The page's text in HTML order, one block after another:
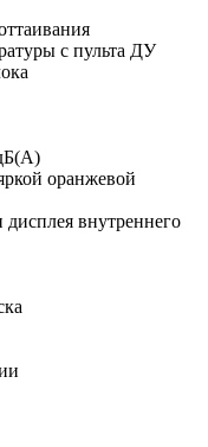
с пульта ДУ
оранжевой
внутреннего